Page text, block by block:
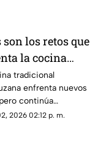
son los retos que
la cocina
en estos
tradicional
enfrenta nuevos
continúa
su historia y la
2026 02:12 p. m.